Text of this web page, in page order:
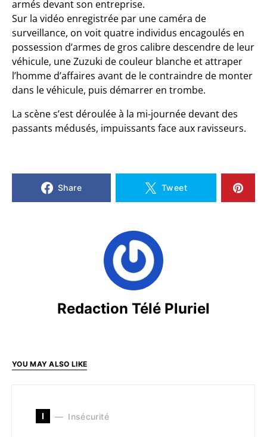
armés devant son entreprise.
Sur la vidéo enregistrée par une caméra de
surveillance, on voit quatre individus encagoulés en
possession d’armes de gros calibre descendre de leur
véhicule, une Zuzuki de couleur blanche et attraper
l’homme d’affaires avant de le contraindre de monter
dans le véhicule, puis démarrer en trombe.
La scène s’est déroulée à la mi-journée devant des
passants médusés, impuissants face aux ravisseurs.
Share Tweet
Redaction Télé Pluriel
YOU MAY ALSO LIKE
I Insécurité